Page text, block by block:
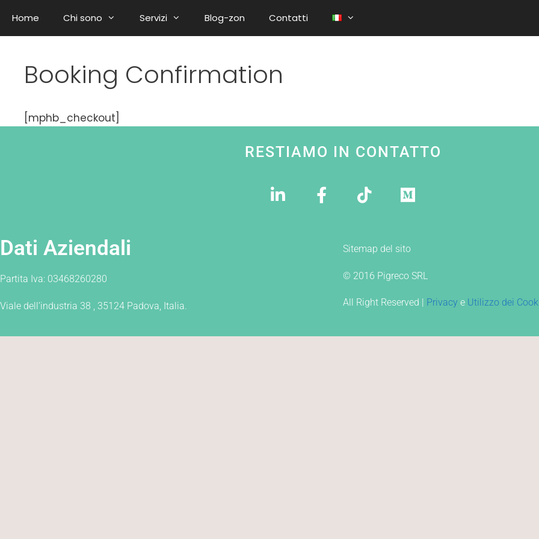
Home Chi sono Servizi Blog-zon Contatti
Booking Confirmation
[mphb_checkout]
RESTIAMO IN CONTATTO
Dati Aziendali
Partita Iva: 03468260280
Viale dell’industria 38 , 35124 Padova, Italia.
Sitemap del sito
© 2016 Pigreco SRL
All Right Reserved | Privacy e Utilizzo dei